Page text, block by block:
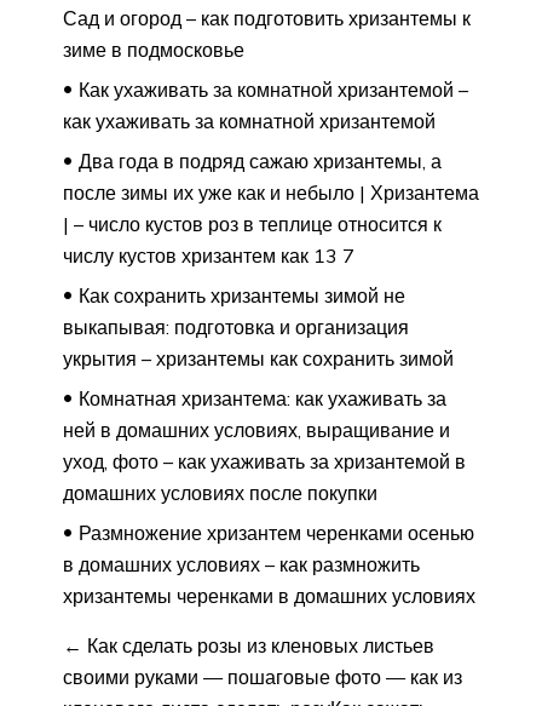
Сад и огород – как подготовить хризантемы к
зиме в подмосковье
Как ухаживать за комнатной хризантемой –
как ухаживать за комнатной хризантемой
Два года в подряд сажаю хризантемы, а
после зимы их уже как и небыло | Хризантема
| – число кустов роз в теплице относится к
числу кустов хризантем как 13 7
Как сохранить хризантемы зимой не
выкапывая: подготовка и организация
укрытия – хризантемы как сохранить зимой
Комнатная хризантема: как ухаживать за
ней в домашних условиях, выращивание и
уход, фото – как ухаживать за хризантемой в
домашних условиях после покупки
Размножение хризантем черенками осенью
в домашних условиях – как размножить
хризантемы черенками в домашних условиях
← Как сделать розы из кленовых листьев
своими руками — пошаговые фото — как из